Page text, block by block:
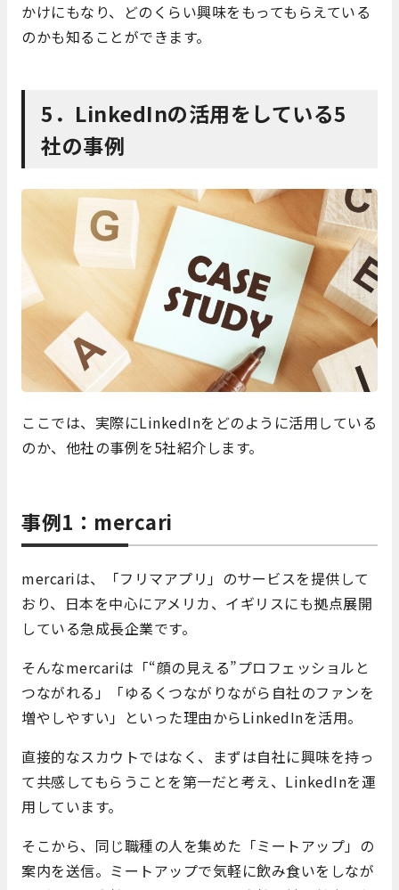
かけにもなり、どのくらい興味をもってもらえている
のかも知ることができます。
5．LinkedInの活用をしている5
社の事例
ここでは、実際にLinkedInをどのように活用している
のか、他社の事例を5社紹介します。
事例1：mercari
mercariは、「フリマアプリ」のサービスを提供して
おり、日本を中心にアメリカ、イギリスにも拠点展開
している急成長企業です。
そんなmercariは「“顔の見える”プロフェッショルと
つながれる」「ゆるくつながりながら自社のファンを
増やしやすい」といった理由からLinkedInを活用。
直接的なスカウトではなく、まずは自社に興味を持っ
て共感してもらうことを第一だと考え、LinkedInを運
用しています。
そこから、同じ職種の人を集めた「ミートアップ」の
案内を送信。ミートアップで気軽に飲み食いをしなが